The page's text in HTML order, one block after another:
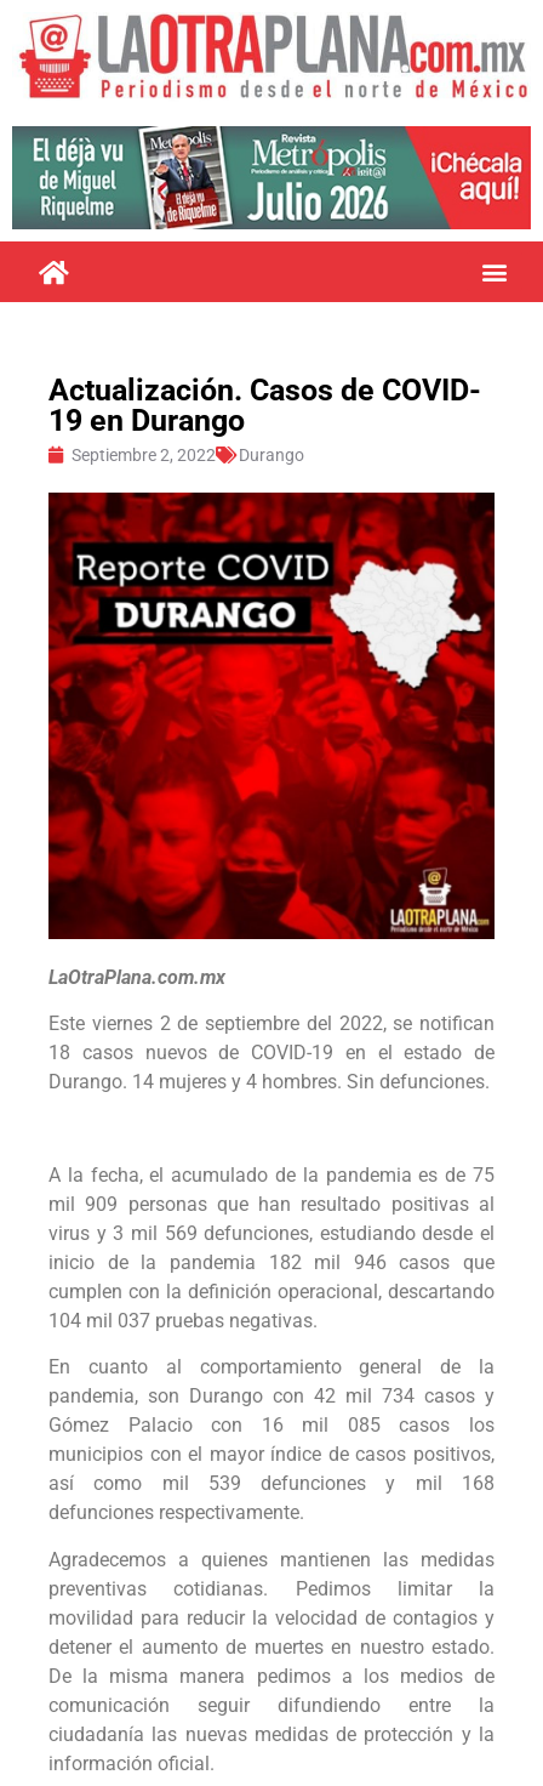
Actualización. Casos de COVID-
19 en Durango
Septiembre 2, 2022 Durango
LaOtraPlana.com.mx
Este viernes 2 de septiembre del 2022, se notifican
18 casos nuevos de COVID-19 en el estado de
Durango. 14 mujeres y 4 hombres. Sin defunciones.
A la fecha, el acumulado de la pandemia es de 75
mil 909 personas que han resultado positivas al
virus y 3 mil 569 defunciones, estudiando desde el
inicio de la pandemia 182 mil 946 casos que
cumplen con la definición operacional, descartando
104 mil 037 pruebas negativas.
En cuanto al comportamiento general de la
pandemia, son Durango con 42 mil 734 casos y
Gómez Palacio con 16 mil 085 casos los
municipios con el mayor índice de casos positivos,
así como mil 539 defunciones y mil 168
defunciones respectivamente.
Agradecemos a quienes mantienen las medidas
preventivas cotidianas. Pedimos limitar la
movilidad para reducir la velocidad de contagios y
detener el aumento de muertes en nuestro estado.
De la misma manera pedimos a los medios de
comunicación seguir difundiendo entre la
ciudadanía las nuevas medidas de protección y la
información oficial.